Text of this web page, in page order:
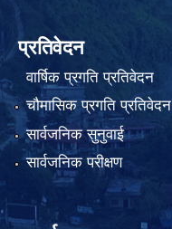
प्रतिवेदन
वार्षिक प्रगति प्रतिवेदन
चौमासिक प्रगति प्रतिवेदन
सार्वजनिक सुनुवाई
सार्वजनिक परीक्षण